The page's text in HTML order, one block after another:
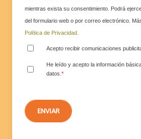
mientras exista su consentimiento. Podrá
del formulario web o por correo electrónico.
Política de Privacidad.
Acepto recibir comunicaciones
He leído y acepto la información
datos. *